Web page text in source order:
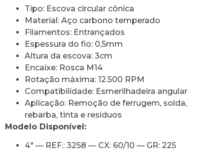
Tipo: Escova circular cônica
Material: Aço carbono temperado
Filamentos: Entrançados
Espessura do fio: 0,5mm
Altura da escova: 3cm
Encaixe: Rosca M14
Rotação máxima: 12.500 RPM
Compatibilidade: Esmerilhadeira angular
Aplicação: Remoção de ferrugem, solda,
rebarba, tinta e resíduos
Modelo Disponível:
4″ — REF.: 3258 — CX: 60/10 — GR: 225